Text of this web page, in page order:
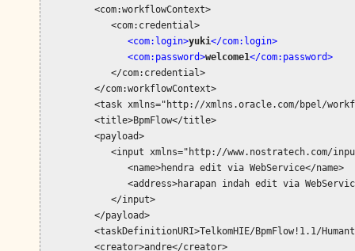
         <com:workflowContext>
            <com:credential>
<com:login>yuki</com:login>
               <com:password>
welcome1</com:password>